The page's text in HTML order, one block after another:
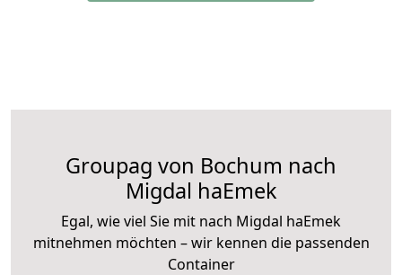
Groupag von Bochum nach
Migdal haEmek
Egal, wie viel Sie mit nach Migdal haEmek
mitnehmen möchten – wir kennen die passenden
Container